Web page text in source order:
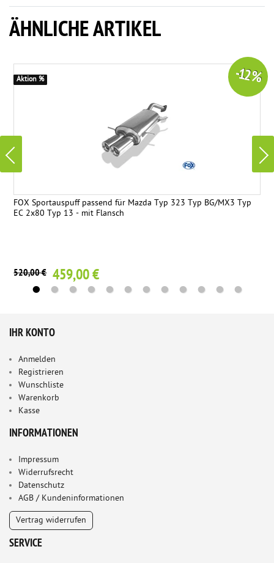
ÄHNLICHE ARTIKEL
FOX Sportauspuff passend für Mazda Typ 323 Typ BG/MX3 Typ
EC 2x80 Typ 13 - mit Flansch
520,00 € 459,00 €
-12 %
Aktion %
IHR KONTO
Anmelden
Registrieren
Wunschliste
Warenkorb
Kasse
INFORMATIONEN
Impressum
Widerrufsrecht
Datenschutz
AGB / Kundeninformationen
Vertrag widerrufen
SERVICE